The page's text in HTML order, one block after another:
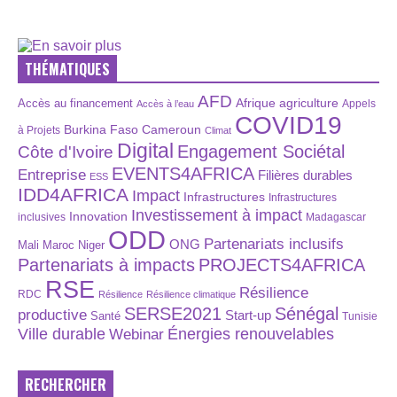
THÉMATIQUES
Accès au financement Accès à l’eau AFD Afrique agriculture Appels
à Projets Burkina Faso Cameroun Climat COVID19
Côte d'Ivoire Digital Engagement Sociétal
Entreprise ESS EVENTS4AFRICA Filières durables
IDD4AFRICA Impact Infrastructures Infrastructures
inclusives Innovation Investissement à impact Madagascar
Mali Maroc Niger ODD ONG Partenariats inclusifs
Partenariats à impacts PROJECTS4AFRICA
RDC RSE Résilience Résilience climatique Résilience
productive Santé SERSE2021 Start-up Sénégal Tunisie
Ville durable Webinar Énergies renouvelables
RECHERCHER